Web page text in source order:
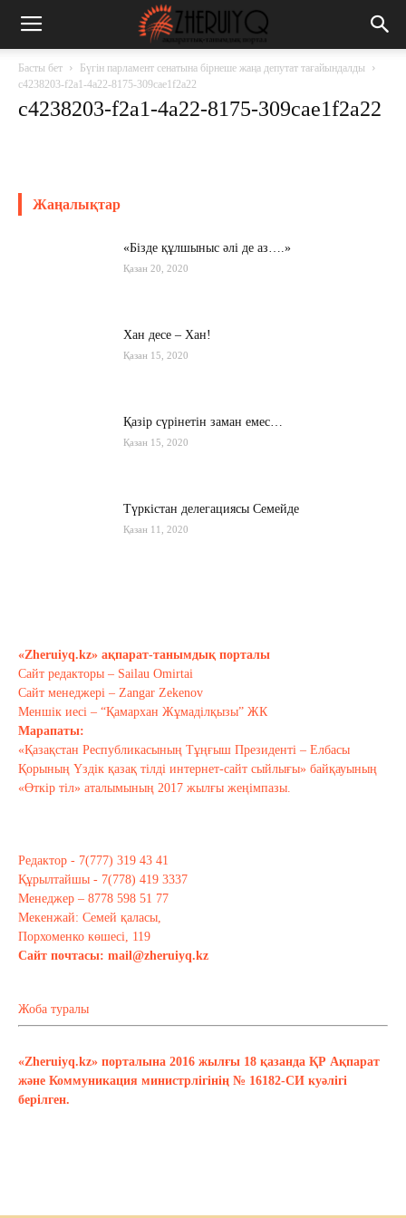
Басты бет
Бүгін парламент сенатына бірнеше жаңа депутат тағайындалды
c4238203-f2a1-4a22-8175-309cae1f2a22
c4238203-f2a1-4a22-8175-309cae1f2a22
Жаңалықтар
«Бізде құлшыныс әлі де аз….»
Қазан 20, 2020
Хан десе – Хан!
Қазан 15, 2020
Қазір сүрінетін заман емес…
Қазан 15, 2020
Түркістан делегациясы Семейде
Қазан 11, 2020
Тағы оқу
«Zheruiyq.kz» ақпарат-танымдық порталы
Сайт редакторы – Sailau Omirtai
Сайт менеджері – Zangar Zekenov
Меншік иесі – “Қамархан Жұмаділқызы” ЖК
Марапаты:
«Қазақстан Республикасының Тұңғыш Президенті – Елбасы
Қорының Үздік қазақ тілді интернет-сайт сыйлығы» байқауының
«Өткір тіл» аталымының 2017 жылғы жеңімпазы.
Редактор - 7(777) 319 43 41
Құрылтайшы - 7(778) 419 3337
Менеджер – 8778 598 51 77
Мекенжай: Семей қаласы,
Порхоменко көшесі, 119
Сайт почтасы: mail@zheruiyq.kz
Жоба туралы
«Zheruiyq.kz» порталына 2016 жылғы 18 қазанда ҚР Ақпарат
және Коммуникация министрлігінің № 16182-СИ куәлігі
берілген.